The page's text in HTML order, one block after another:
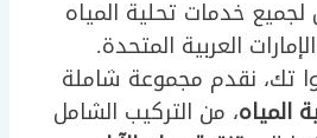
لجميع خدمات تحلية المياه
العربية المتحدة.
تك، نقدم مجموعة شاملة
المياه، من التركيب الشامل